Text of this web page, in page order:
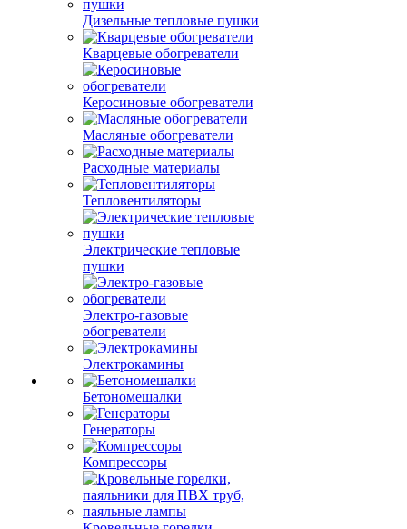
Дизельные тепловые пушки
Кварцевые обогреватели
Керосиновые обогреватели
Масляные обогреватели
Расходные материалы
Тепловентиляторы
Электрические тепловые
пушки
Электро-газовые
обогреватели
Электрокамины
Бетономешалки
Генераторы
Компрессоры